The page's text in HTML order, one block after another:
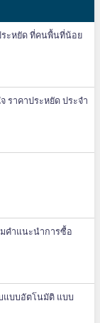
ระหยัด ที่คนพื้นที่น้อย
ราคาประหยัด ประจำ
คำแนะนำการซื้อ
แบบอัตโนมัติ แบบ